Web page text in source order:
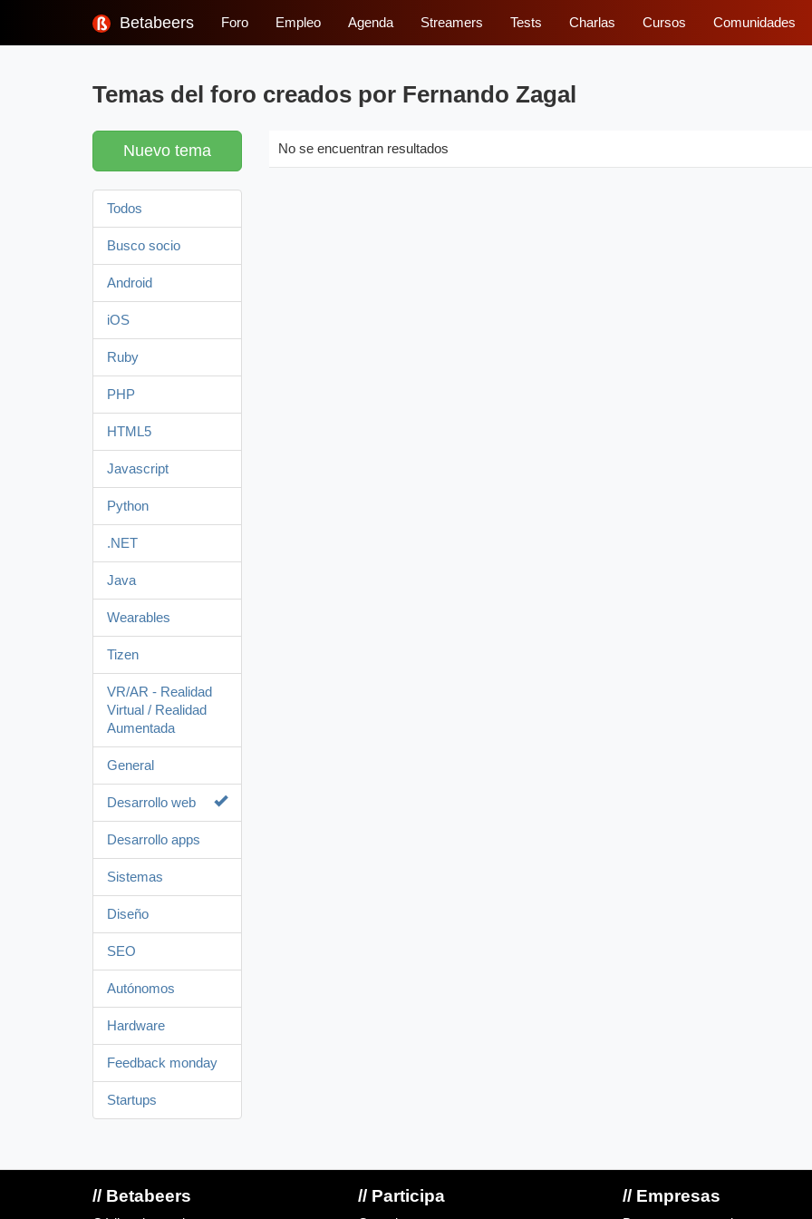
Betabeers Foro Empleo Agenda Streamers Tests Charlas Cursos Comunidades
Temas del foro creados por Fernando Zagal
Nuevo tema
Todos
Busco socio
Android
iOS
Ruby
PHP
HTML5
Javascript
Python
.NET
Java
Wearables
Tizen
VR/AR - Realidad
Virtual / Realidad
Aumentada
General
Desarrollo web
Desarrollo apps
Sistemas
Diseño
SEO
Autónomos
Hardware
Feedback monday
Startups
No se encuentran resultados
// Betabeers // Participa // Empresas